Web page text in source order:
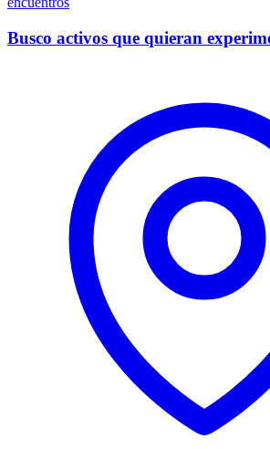
Busco activos que quieran